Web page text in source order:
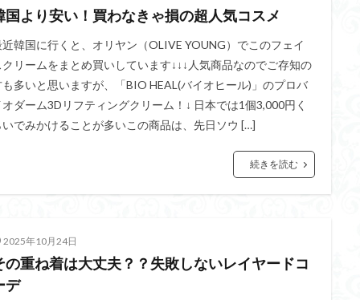
国より安い！買わなきゃ損の超人気コスメ
近韓国に行くと、オリヤン（OLIVE YOUNG）でこのフェイ
クリームをまとめ買いしています↓↓↓人気商品なのでご存知の
も多いと思いますが、「BIO HEAL(バイオヒール)」のプロバ
オダーム3Dリフティングクリーム！↓ 日本では1個3,000円く
いでみかけることが多いこの商品は、先日ソウ […]
続きを読む
2025年10月24日
の重ね着は大丈夫？？失敗しないレイヤードコ
デ